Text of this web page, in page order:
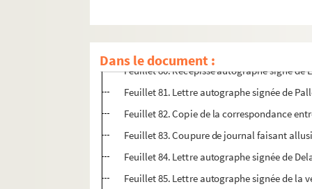
Dans le document :
Feuillet 78. Lettre autographe signée de
Feuillet 80. Récépissé autographe signé
Feuillet 81. Lettre autographe signée de
Feuillet 82. Copie de la correspondance
Feuillet 83. Coupure de journal faisant
Feuillet 84. Lettre autographe signée de
Feuillet 85. Lettre autographe signée de la